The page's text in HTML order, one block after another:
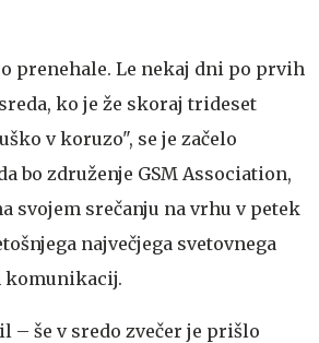
prenehale. Le nekaj dni po prvih
ko je že skoraj trideset
v koruzo", se je začelo
bo združenje GSM Association,
svojem srečanju na vrhu v petek
največjega svetovnega
komunikacij.
– še v sredo zvečer je prišlo